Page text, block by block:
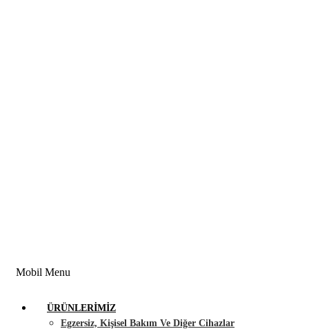
Mobil Menu
ÜRÜNLERIMIZ
Egzersiz, Kişisel Bakım Ve Diğer Cihazlar